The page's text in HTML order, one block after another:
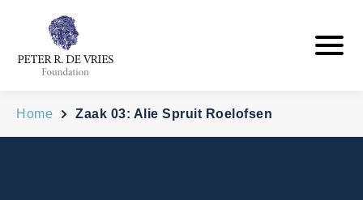
Home Zaak 03: Alie Spruit Roelofsen